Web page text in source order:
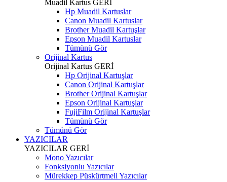
Muadil Kartus GERİ
Hp Muadil Kartuslar
Canon Muadil Kartuslar
Brother Muadil Kartuşlar
Epson Muadil Kartuslar
Tümünü Gör
Orijinal Kartus
Orijinal Kartus GERİ
Hp Orijinal Kartuşlar
Canon Orijinal Kartuşlar
Brother Orijinal Kartuşlar
Epson Orijinal Kartuşlar
FujiFilm Orijinal Kartuşlar
Tümünü Gör
Tümünü Gör
YAZICILAR
YAZICILAR GERİ
Mono Yazıcılar
Fonksiyonlu Yazıcılar
Mürekkep Püskürtmeli Yazıcılar